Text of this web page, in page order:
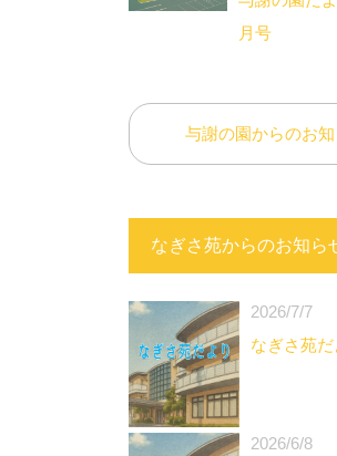
月号
与謝の園からのお
なぎさ苑からのお知ら
2026/7/7
なぎさ苑
2026/6/8